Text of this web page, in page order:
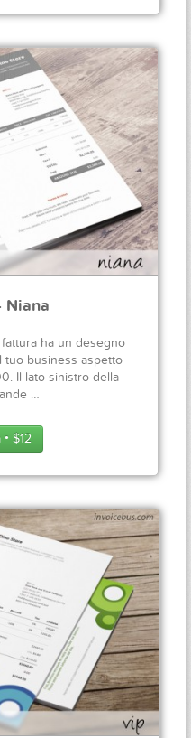
Niana
ha un desegno
tuo business aspetto
Il lato sinistro della
…
● $12